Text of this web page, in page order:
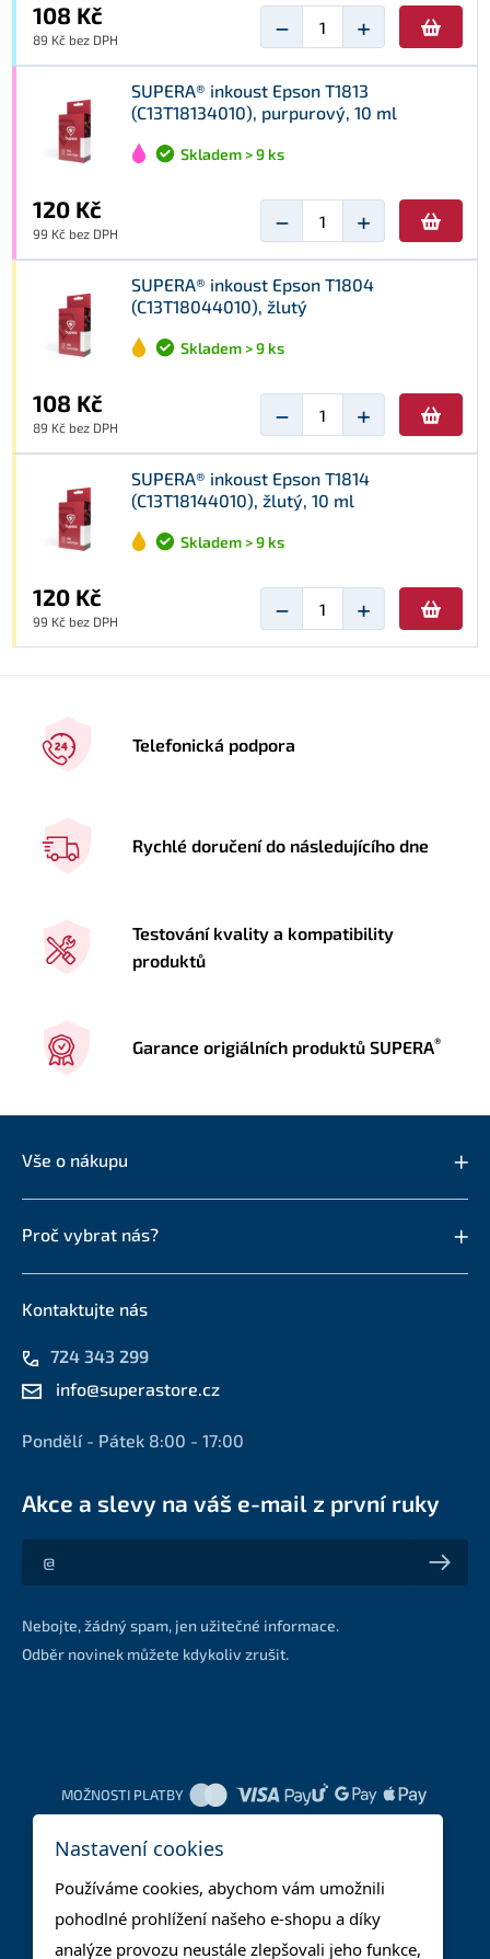
108 Kč
89 Kč bez DPH − +
SUPERA® inkoust Epson T1813
(C13T18134010), purpurový, 10 ml
Skladem > 9 ks
120 Kč
99 Kč bez DPH − +
SUPERA® inkoust Epson T1804
(C13T18044010), žlutý
Skladem > 9 ks
108 Kč
89 Kč bez DPH − +
SUPERA® inkoust Epson T1814
(C13T18144010), žlutý, 10 ml
Skladem > 9 ks
120 Kč
99 Kč bez DPH − +
Telefonická podpora
Rychlé doručení do následujícího dne
Testování kvality a kompatibility
produktů
Garance origiálních produktů SUPERA®
Vše o nákupu
Proč vybrat nás?
Kontaktujte nás
724 343 299
info@superastore.cz
Pondělí - Pátek 8:00 - 17:00
Akce a slevy na váš e-mail z první ruky
Akce a slevy na váš e-mail z první ruky
Nebojte, žádný spam, jen užitečné informace.
Odběr novinek můžete kdykoliv zrušit.
MOŽNOSTI PLATBY
Nastavení cookies
Používáme cookies, abychom vám umožnili
pohodlné prohlížení našeho e-shopu a díky
analýze provozu neustále zlepšovali jeho funkce,